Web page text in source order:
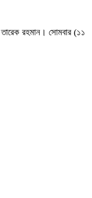
তারেক রহমান। সোমবার (১১